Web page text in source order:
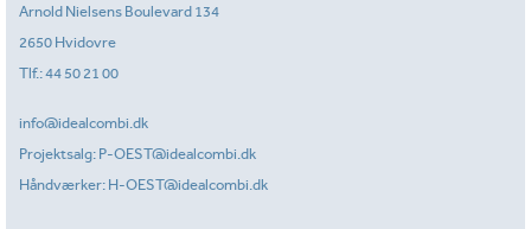
Arnold Nielsens Boulevard 134
2650 Hvidovre
Tlf.:44 50 21 00
info@idealcombi.dk
Projektsalg: P-OEST@idealcombi.dk
Håndværker: H-OEST@idealcombi.dk